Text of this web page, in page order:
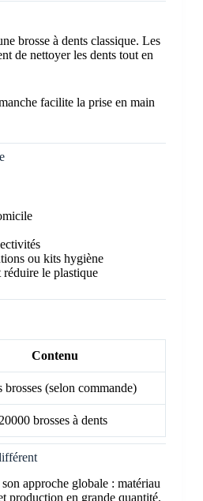
brosse à dents classique. Les
de nettoyer les dents tout en
facilite la prise en main
ou kits hygiène
réduire le plastique
Contenu
brosses (selon commande)
brosses à dents
approche globale : matériau
production en grande quantité.